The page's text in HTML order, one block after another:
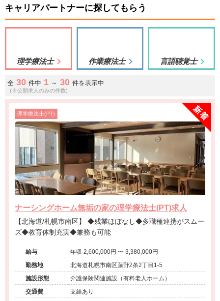
キャリアパートナーに探してもらう
理学療法士 作業療法士 言語聴覚士
全 30 件中 1 ～ 30 件を表示中
(※公開求人のみの件数)
理学療法士(PT)
ナーシングホーム無垢の家の理学療法士(PT)求人
【北海道/札幌市南区】 ◆残業ほぼなし◆多職種連携がスムー
ズ◆教育体制充実◆兼務も可能
給与
年収 2,600,000円 〜 3,380,000円
勤務地
北海道札幌市南区藤野2条2丁目1-5
施設形態
介護保険関連施設（有料老人ホーム）
交通費
支給あり